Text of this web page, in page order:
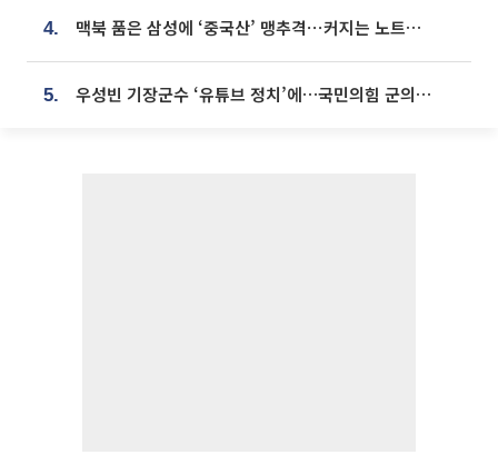
4. 맥북 품은 삼성에 ‘중국산’ 맹추격⋯커지는 노트북 OLED 시장
5. 우성빈 기장군수 ‘유튜브 정치’에…국민의힘 군의원들 집단 반발